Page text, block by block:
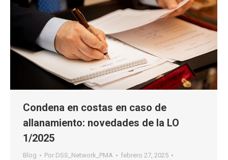
Condena en costas en caso de
allanamiento: novedades de la LO
1/2025
Blog Por DSS_Network_PMA
febrero 27, 2025